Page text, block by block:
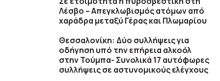
Λέσβο – Απεγκλωβισμός ατόμων από
χαράδρα μεταξύ Γέρας και Πλωμαρίου
Θεσσαλονίκη: Δύο συλλήψεις για
οδήγηση υπό την επήρεια αλκοόλ
στην Τούμπα- Συνολικά 17 αυτόφωρες
συλλήψεις σε αστυνομικούς ελέγχους